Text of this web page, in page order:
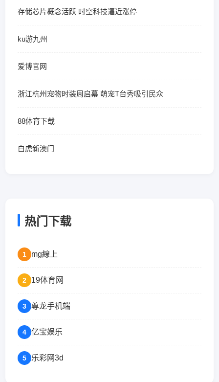
存储芯片概念活跃 时空科技逼近涨停
ku游九州
爱博官网
浙江杭州宠物时装周启幕 萌宠T台秀吸引民众
88体育下载
白虎新澳门
热门下载
1 mg線上
2 19体育网
3 尊龙手机端
4 亿宝娱乐
5 乐彩网3d